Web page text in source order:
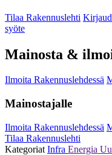
Tilaa Rakennuslehti
syöte
Mainosta &
Ilmoita Rakennuslehdessä
Mainostajalle
Ilmoita Rakennuslehdessä
Tilaa Rakennuslehti
Kategoriat Infra Energia